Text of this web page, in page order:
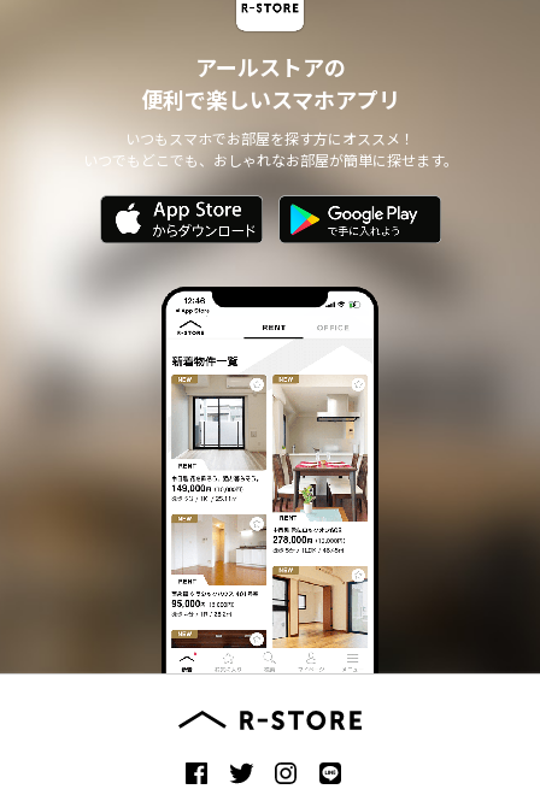
アールストアの
便利で楽しいスマホアプリ
いつもスマホでお部屋を探す方にオススメ！
いつでもどこでも、おしゃれなお部屋が簡単に探せます。